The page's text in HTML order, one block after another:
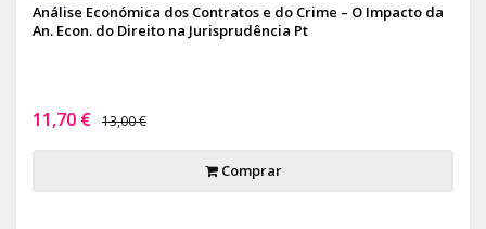
Análise Económica dos Contratos e do Crime – O Impacto da
An. Econ. do Direito na Jurisprudência Pt
11,70 € 13,00 €
Comprar